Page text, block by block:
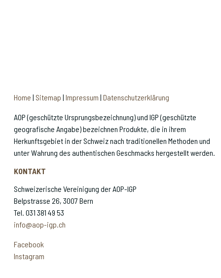
Home | Sitemap | Impressum | Datenschutzerklärung
AOP (geschützte Ursprungsbezeichnung) und IGP (geschützte
geografische Angabe) bezeichnen Produkte, die in ihrem
Herkunftsgebiet in der Schweiz nach traditionellen Methoden und
unter Wahrung des authentischen Geschmacks hergestellt werden.
KONTAKT
Schweizerische Vereinigung der AOP-IGP
Belpstrasse 26, 3007 Bern
Tel. 031 381 49 53
info@aop-igp.ch
Facebook
Instagram